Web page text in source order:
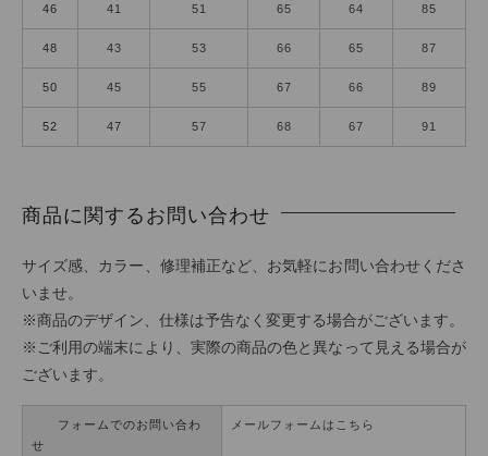
46 41 51 65 64 85
48 43 53 66 65 87
50 45 55 67 66 89
52 47 57 68 67 91
商品に関するお問い合わせ
サイズ感、カラー、修理補正など、お気軽にお問い合わせくださ
いませ。
※商品のデザイン、仕様は予告なく変更する場合がございます。
※ご利用の端末により、実際の商品の色と異なって見える場合が
ございます。
フォームでのお問い合わ
せ
メールフォームはこちら